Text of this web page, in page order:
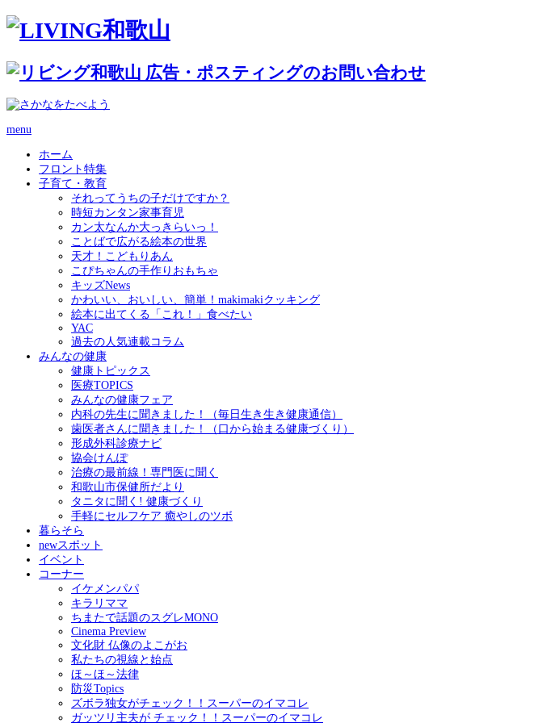
menu
ホーム
フロント特集
子育て・教育
それってうちの子だけですか？
時短カンタン家事育児
カン太なんか大っきらいっ！
ことばで広がる絵本の世界
天才！こどもりあん
こぴちゃんの手作りおもちゃ
キッズNews
かわいい、おいしい、簡単！makimakiクッキング
絵本に出てくる「これ！」食べたい
YAC
過去の人気連載コラム
みんなの健康
健康トピックス
医療TOPICS
みんなの健康フェア
内科の先生に聞きました！（毎日生き生き健康通信）
歯医者さんに聞きました！（口から始まる健康づくり）
形成外科診療ナビ
協会けんぽ
治療の最前線！専門医に聞く
和歌山市保健所だより
タニタに聞く! 健康づくり
手軽にセルフケア 癒やしのツボ
暮らそら
newスポット
イベント
コーナー
イケメンパパ
キラリママ
ちまたで話題のスグレMONO
Cinema Preview
文化財 仏像のよこがお
私たちの視線と始点
ほ～ほ～法律
防災Topics
ズボラ独女がチェック！！スーパーのイマコレ
ガッツリ主夫が チェック！！スーパーのイマコレ